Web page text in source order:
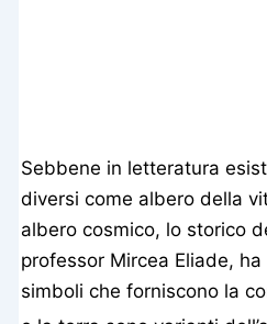
Sebbene in letteratura
diversi come albero della
albero cosmico, lo storico
professor Mircea Eliade,
simboli che forniscono la